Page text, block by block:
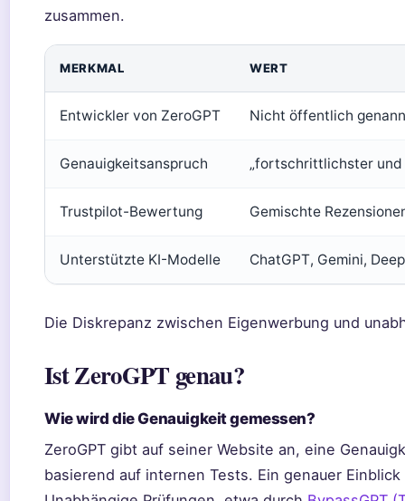
zusammen.
MERKMAL WERT
Entwickler von ZeroGPT Nicht öffentlich
Genauigkeitsanspruch „fortschrittlichster und
Trustpilot-Bewertung Gemischte
Unterstützte KI-Modelle ChatGPT, Gemini,
Die Diskrepanz zwischen Eigenwerbung und
Ist ZeroGPT genau?
Wie wird die Genauigkeit gemessen?
ZeroGPT gibt auf seiner Website an, eine
basierend auf internen Tests. Ein genauer